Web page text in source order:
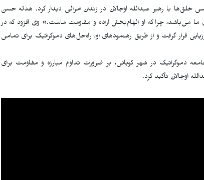
خلق‌ها با رهبر عبدالله اوجالان در زندان امرالی دیدار کرد. هدله حسن
می‌باشد، چرا که او الهام‌بخش اراده و مقاومت ماست.» وی افزود که در
قرار گرفت و از طریق رهنمودهای او، راه‌حل‌های دموکراتیک برای تمامی
در شهر کوبانی، بر ضرورت تداوم مبارزه و مقاومت برای
اوجالان تأکید کرد.